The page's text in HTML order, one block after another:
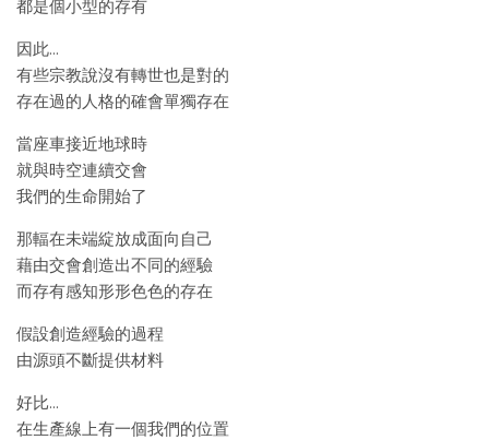
都是個小型的存有
因此…
有些宗教說沒有轉世也是對的
存在過的人格的確會單獨存在
當座車接近地球時
就與時空連續交會
我們的生命開始了
那輻在未端綻放成面向自己
藉由交會創造出不同的經驗
而存有感知形形色色的存在
假設創造經驗的過程
由源頭不斷提供材料
好比…
在生產線上有一個我們的位置